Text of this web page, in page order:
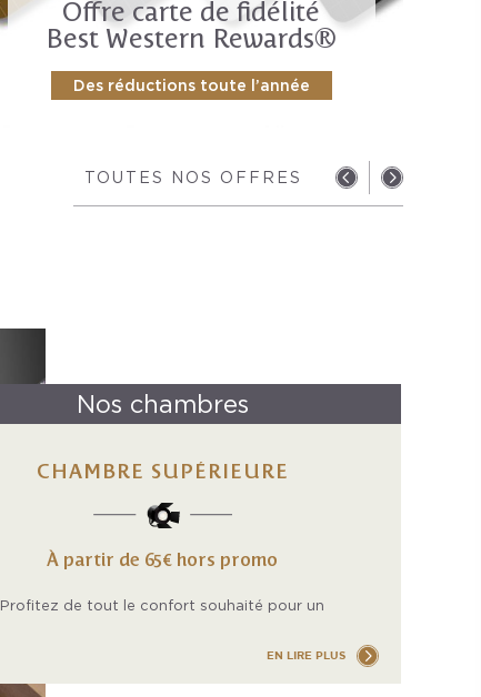
Offre carte de fidélité
Best Western Rewards®
Des réductions toute l’année
TOUTES NOS OFFRES
Nos chambres
CHAMBRE SUPÉRIEURE
À partir de 65€ hors promo
Profitez de tout le confort souhaité pour un
dans nos chambres spacieuses et modernes.
EN LIRE PLUS